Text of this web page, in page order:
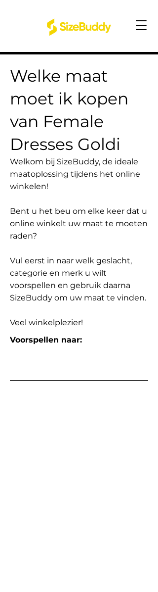
Welke maat
moet ik kopen
van Female
Dresses Goldi
Welkom bij SizeBuddy, de ideale
maatoplossing tijdens het online
winkelen!
Bent u het beu om elke keer dat u
online winkelt uw maat te moeten
raden?
Vul eerst in naar welk geslacht,
categorie en merk u wilt
voorspellen en gebruik daarna
SizeBuddy om uw maat te vinden.
Veel winkelplezier!
Voorspellen naar: